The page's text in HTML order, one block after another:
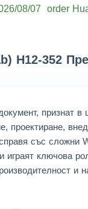
08/07 order
08/07 order
08/07 order
H12-352
признат в
проектиране,
със сложни
ключова
и